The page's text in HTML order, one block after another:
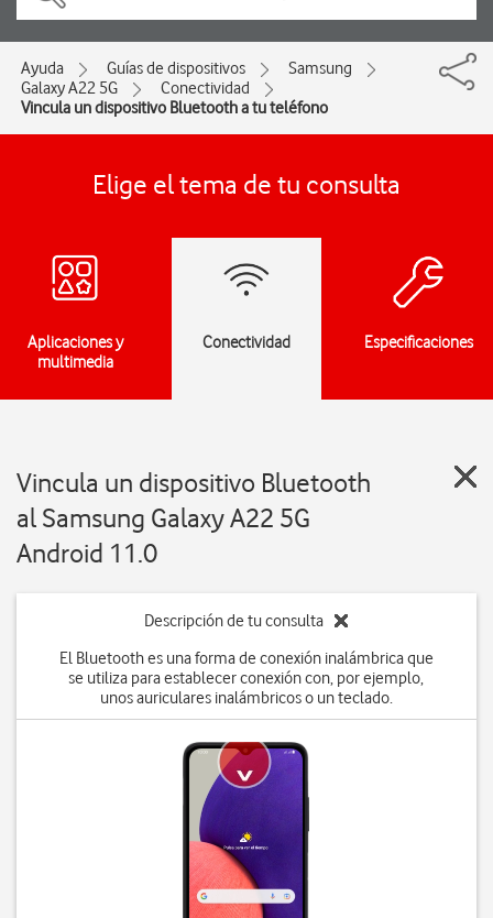
Ayuda Guías de dispositivos
Samsung
Galaxy A22 5G
Conectividad
Vincula un dispositivo Bluetooth a tu teléfono
Elige el tema de tu consulta
Aplicaciones y
multimedia
Conectividad Especificaciones
Vincula un dispositivo Bluetooth
al Samsung Galaxy A22 5G
Android 11.0
Descripción de tu consulta
El Bluetooth es una forma de conexión inalámbrica que
se utiliza para establecer conexión con, por ejemplo,
unos auriculares inalámbricos o un teclado.